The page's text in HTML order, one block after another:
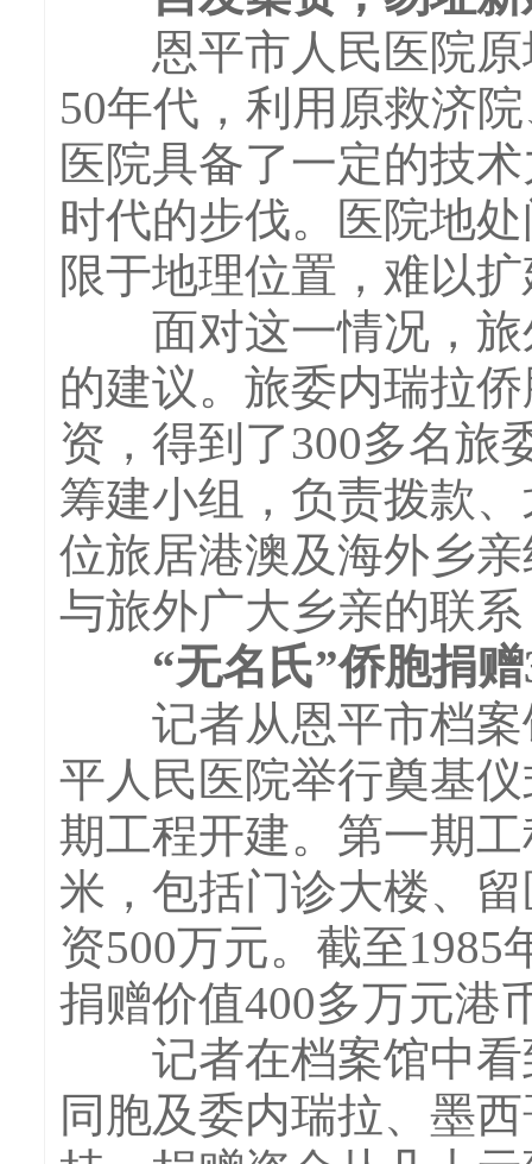
恩平市人民医院原
50年代，利用原救济
医院具备了一定的技
时代的步伐。医院地
限于地理位置，难以
面对这一情况，旅
的建议。旅委内瑞拉
资，得到了300多名旅
筹建小组，负责拨款
位旅居港澳及海外乡
与旅外广大乡亲的联
“无名氏”侨胞捐赠
记者从恩平市档案
平人民医院举行奠基
期工程开建。第一期
米，包括门诊大楼、
资500万元。截至1985
捐赠价值400多万元港
记者在档案馆中看
同胞及委内瑞拉、墨